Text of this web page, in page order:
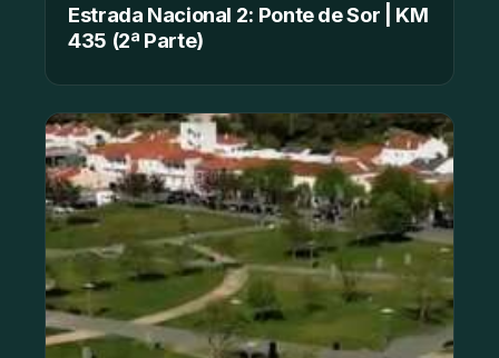
Estrada Nacional 2: Ponte de Sor | KM
435 (2ª Parte)